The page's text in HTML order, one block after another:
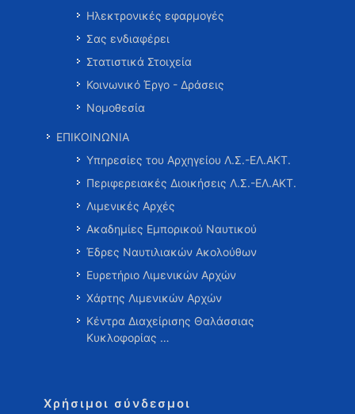
Ηλεκτρονικές εφαρμογές
Σας ενδιαφέρει
Στατιστικά Στοιχεία
Κοινωνικό Έργο - Δράσεις
Νομοθεσία
ΕΠΙΚΟΙΝΩΝΙΑ
Υπηρεσίες του Αρχηγείου Λ.Σ.-ΕΛ.ΑΚΤ.
Περιφερειακές Διοικήσεις Λ.Σ.-ΕΛ.ΑΚΤ.
Λιμενικές Αρχές
Ακαδημίες Εμπορικού Ναυτικού
Έδρες Ναυτιλιακών Ακολούθων
Ευρετήριο Λιμενικών Αρχών
Χάρτης Λιμενικών Αρχών
Κέντρα Διαχείρισης Θαλάσσιας
Κυκλοφορίας …
Χρήσιμοι σύνδεσμοι